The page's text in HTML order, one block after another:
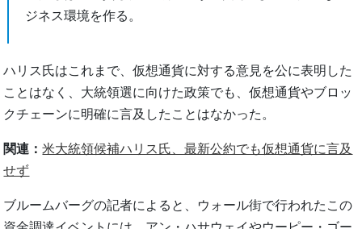
ジネス環境を作る。
ハリス氏はこれまで、仮想通貨に対する意見を公に表明した
ことはなく、大統領選に向けた政策でも、仮想通貨やブロッ
クチェーンに明確に言及したことはなかった。
関連：米大統領候補ハリス氏、最新公約でも仮想通貨に言及
せず
ブルームバーグの記者によると、ウォール街で行われたこの